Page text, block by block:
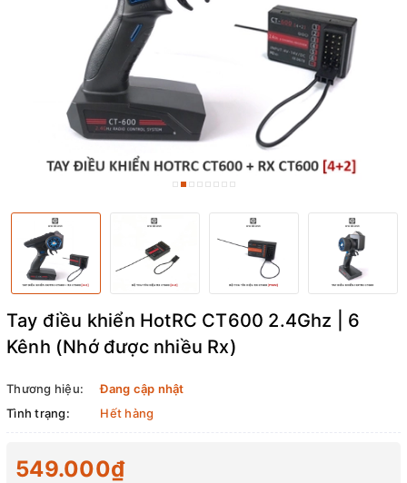
Tay điều khiển HotRC CT600 2.4Ghz | 6
Kênh (Nhớ được nhiều Rx)
Thương hiệu:
Đang cập nhật
Tình trạng:
Hết hàng
549.000₫